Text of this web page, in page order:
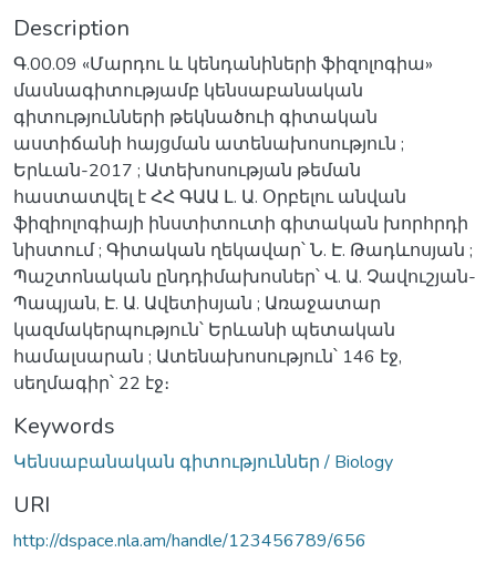
Description
Գ.00.09 «Մարդու և կենդանիների ֆիզոլոգիա»
մասնագիտությամբ կենսաբանական
գիտությունների թեկնածուի գիտական
աստիճանի հայցման ատենախոսություն ;
Երևան-2017 ; Ատեխոսության թեման
հաստատվել է ՀՀ ԳԱԱ Լ. Ա. Օրբելու անվան
ֆիզիոլոգիայի ինստիտուտի գիտական խորհրդի
նիստում ; Գիտական ղեկավար՝ Ն. Է. Թադևոսյան ;
Պաշտոնական ընդդիմախոսներ՝ Վ. Ա. Չավուշյան-
Պապյան, Է. Ա. Ավետիսյան ; Առաջատար
կազմակերպություն՝ Երևանի պետական
համալսարան ; Ատենախոսություն՝ 146 էջ,
սեղմագիր՝ 22 էջ։
Keywords
Կենսաբանական գիտություններ / Biology
URI
http://dspace.nla.am/handle/123456789/656